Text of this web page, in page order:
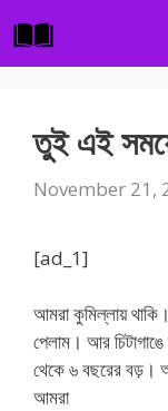
to
content
তুই এই
November 21,
[ad_1]
আমরা কুমিল্লায়
পেলাম। আর
থেকে ৬ বছরের বড়।
আমরা